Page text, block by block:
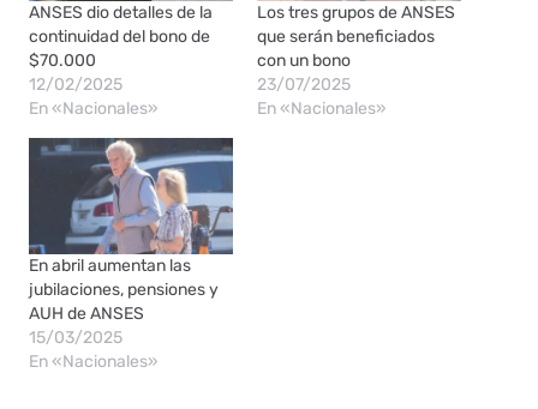
ANSES dio detalles de la
continuidad del bono de
$70.000
12/02/2025
En «Nacionales»
Los tres grupos de ANSES
que serán beneficiados
con un bono
23/07/2025
En «Nacionales»
En abril aumentan las
jubilaciones, pensiones y
AUH de ANSES
15/03/2025
En «Nacionales»